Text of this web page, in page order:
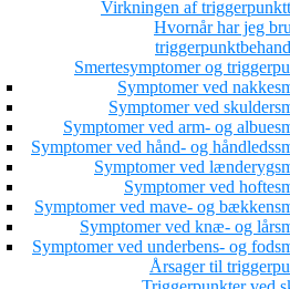
Virkningen af
Hvornår har jeg
Smertesymptomer og
Symptomer ved
Symptomer ved
Symptomer ved arm- og
Symptomer ved hånd- og
Symptomer ved
Symptomer ved
Symptomer ved mave- og
Symptomer ved knæ- og
Symptomer ved underbens- og
Årsager til